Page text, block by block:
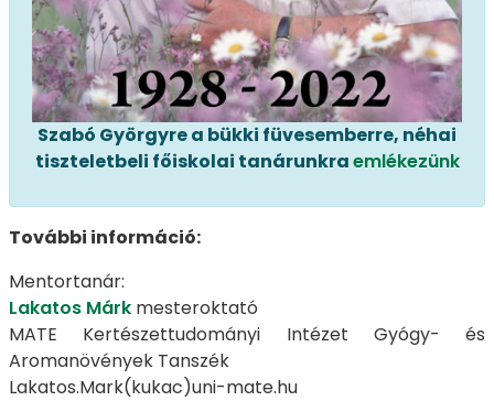
Szabó Györgyre a bükki füvesemberre, néhai
tiszteletbeli főiskolai tanárunkraemlékezünk
További információ:
Mentortanár:
Lakatos Márk mesteroktató
MATE Kertészettudományi Intézet Gyógy- és
Aromanövények Tanszék
Lakatos.Mark(kukac)uni-mate.hu